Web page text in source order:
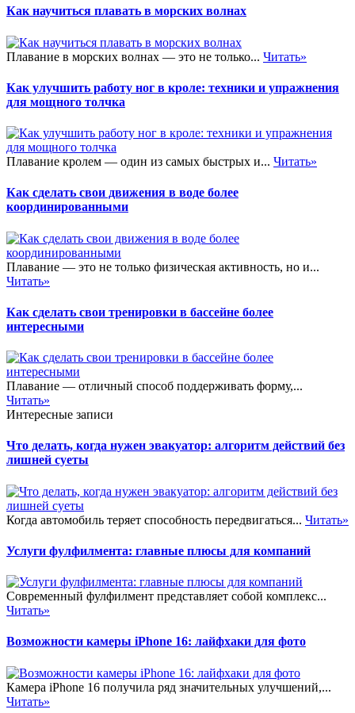
Как научиться плавать в морских волнах
Плавание в морских волнах — это не только... Читать»
Как улучшить работу ног в кроле: техники и упражнения
для мощного толчка
Плавание кролем — один из самых быстрых и... Читать»
Как сделать свои движения в воде более
координированными
Плавание — это не только физическая активность, но и...
Читать»
Как сделать свои тренировки в бассейне более
интересными
Плавание — отличный способ поддерживать форму,...
Читать»
Интересные записи
Что делать, когда нужен эвакуатор: алгоритм действий без
лишней суеты
Когда автомобиль теряет способность передвигаться... Читать»
Услуги фулфилмента: главные плюсы для компаний
Современный фулфилмент представляет собой комплекс...
Читать»
Возможности камеры iPhone 16: лайфхаки для фото
Камера iPhone 16 получила ряд значительных улучшений,...
Читать»